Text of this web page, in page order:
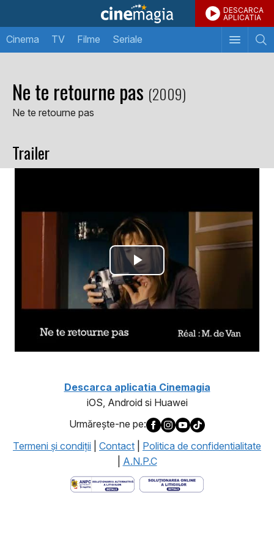
DESCARCA
APLICATIA
Cinema TV Filme Seriale
Ne te retourne pas (2009)
Ne te retourne pas
Trailer
Descarca aplicatia Cinemagia
iOS, Android si Huawei
Urmăreşte-ne pe:
Termeni şi condiţii
Contact
Politica de confidentialitate
A.N.P.C